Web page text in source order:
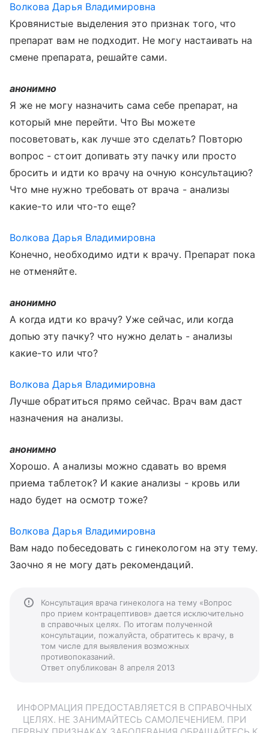
Волкова Дарья Владимировна
Кровянистые выделения это признак того, что
препарат вам не подходит. Не могу настаивать на
смене препарата, решайте сами.
анонимно
Я же не могу назначить сама себе препарат, на
который мне перейти. Что Вы можете
посоветовать, как лучше это сделать? Повторю
вопрос - стоит допивать эту пачку или просто
бросить и идти ко врачу на очную консультацию?
Что мне нужно требовать от врача - анализы
какие-то или что-то еще?
Волкова Дарья Владимировна
Конечно, необходимо идти к врачу. Препарат пока
не отменяйте.
анонимно
А когда идти ко врачу? Уже сейчас, или когда
допью эту пачку? что нужно делать - анализы
какие-то или что?
Волкова Дарья Владимировна
Лучше обратиться прямо сейчас. Врач вам даст
назначения на анализы.
анонимно
Хорошо. А анализы можно сдавать во время
приема таблеток? И какие анализы - кровь или
надо будет на осмотр тоже?
Волкова Дарья Владимировна
Вам надо побеседовать с гинекологом на эту тему.
Заочно я не могу дать рекомендаций.
Консультация врача гинеколога на тему «Вопрос
про прием контрацептивов» дается исключительно
в справочных целях. По итогам полученной
консультации, пожалуйста, обратитесь к врачу, в
том числе для выявления возможных
противопоказаний.
Ответ опубликован 8 апреля 2013
ИНФОРМАЦИЯ ПРЕДОСТАВЛЯЕТСЯ В СПРАВОЧНЫХ
ЦЕЛЯХ. НЕ ЗАНИМАЙТЕСЬ САМОЛЕЧЕНИЕМ. ПРИ